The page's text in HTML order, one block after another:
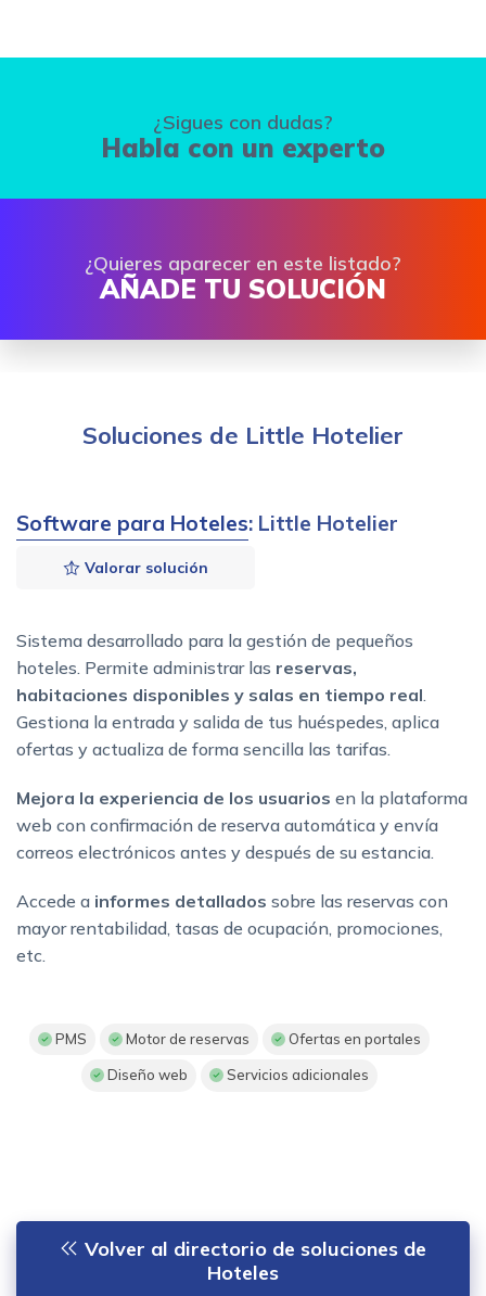
¿Sigues con dudas?
Habla con un experto
¿Quieres aparecer en este listado?
AÑADE TU SOLUCIÓN
Soluciones de Little Hotelier
Software para Hoteles: Little Hotelier
Valorar solución
Sistema desarrollado para la gestión de pequeños
hoteles. Permite administrar las reservas,
habitaciones disponibles y salas en tiempo real.
Gestiona la entrada y salida de tus huéspedes, aplica
ofertas y actualiza de forma sencilla las tarifas.
Mejora la experiencia de los usuarios en la plataforma
web con confirmación de reserva automática y envía
correos electrónicos antes y después de su estancia.
Accede a informes detallados sobre las reservas con
mayor rentabilidad, tasas de ocupación, promociones,
etc.
PMS Motor de reservas Ofertas en portales
Diseño web Servicios adicionales
Volver al directorio de soluciones de
Hoteles